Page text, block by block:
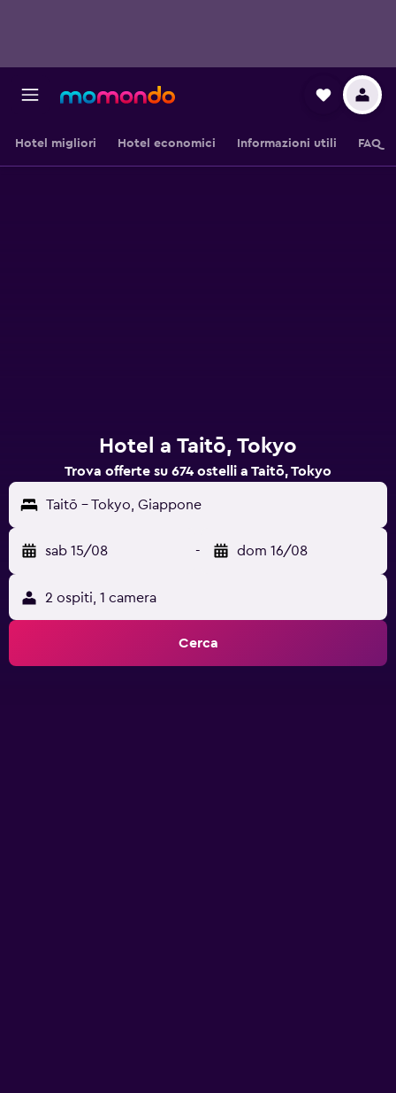
Hotel migliori Hotel economici Informazioni utili FAQ
Hotel a Taitō, Tokyo
Trova offerte su 674 ostelli a Taitō, Tokyo
Taitō - Tokyo, Giappone
sab 15/08 - dom 16/08
2 ospiti, 1 camera
Cerca